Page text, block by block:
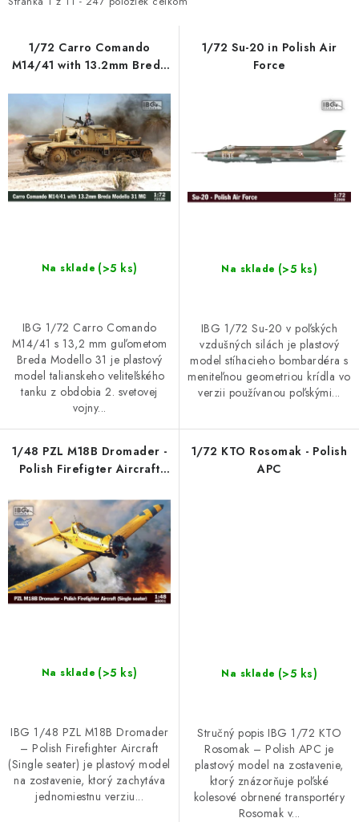
PREDÁVANÉ ZNAČKY
Zásady ochrany osobných údajov
Postup pri podávaní sťažností
Hromadná objednávka
r
o
d
u
k
t
o
e
p
r
o
d
u
k
1/72 Carro Comando
M14/41 with 13.2mm Breda
Na sklade (>5 ks)
IBG 1/72 Carro Comando
M14/41 s 13,2 mm guľometom
Breda Modello 31 je plastový
model talianskeho veliteľského
tanku z obdobia 2. svetovej
vojny...
1/72 Su-20 in Polish Air
Force
Na sklade (>5 ks)
IBG 1/72 Su-20 v poľských
vzdušných silách je plastový
model stíhacieho bombardéra s
meniteľnou geometriou krídla vo
verzii používanou poľskými...
1/48 PZL M18B Dromader -
Polish Firefigter Aircraft
Na sklade (>5 ks)
IBG 1/48 PZL M18B Dromader
– Polish Firefighter Aircraft
(Single seater) je plastový model
na zostavenie, ktorý zachytáva
jednomiestnu verziu...
1/72 KTO Rosomak - Polish
APC
Na sklade (>5 ks)
Stručný popis IBG 1/72 KTO
Rosomak – Polish APC je
plastový model na zostavenie,
ktorý znázorňuje poľské
kolesové obrnené transportéry
Rosomak v...